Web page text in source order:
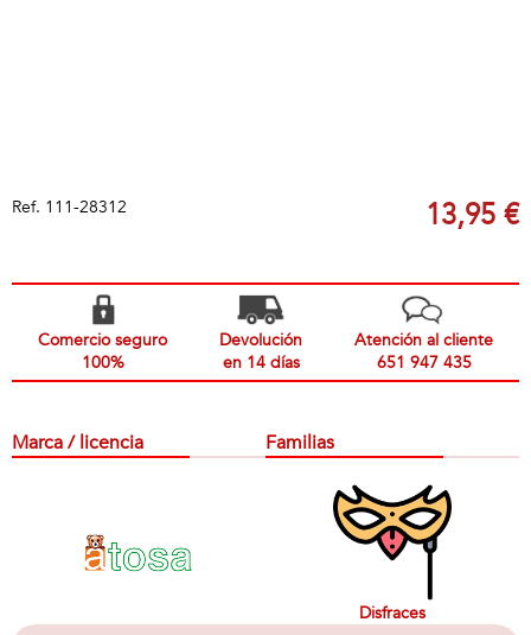
Ref. 111-28312 13,95 €
Comercio seguro
100%
Devolución
en 14 días
Atención al cliente
651 947 435
Marca / licencia Familias
Disfraces